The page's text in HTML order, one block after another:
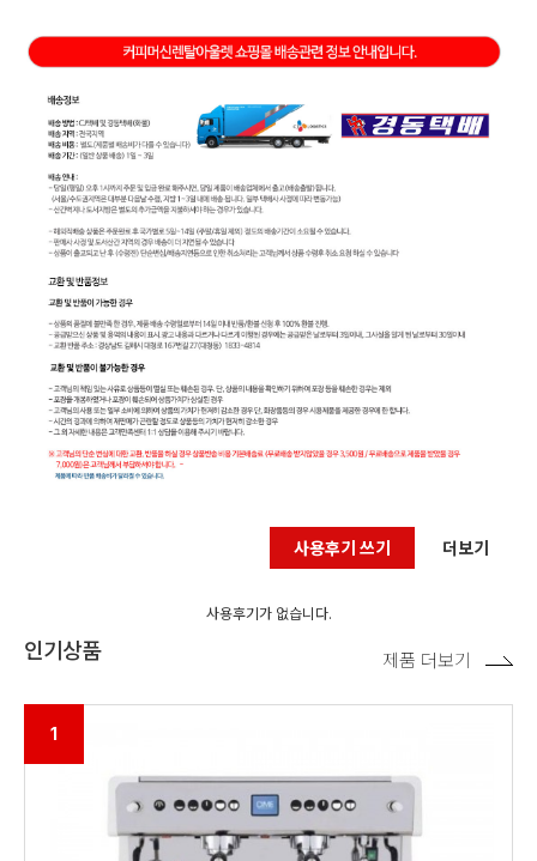
사용후기 쓰기 더보기
사용후기가 없습니다.
인기상품
1
제품 더보기